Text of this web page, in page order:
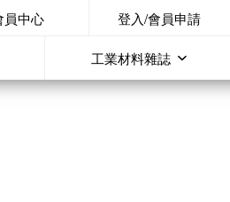
員中心 登入/會員申請
工業材料雜誌